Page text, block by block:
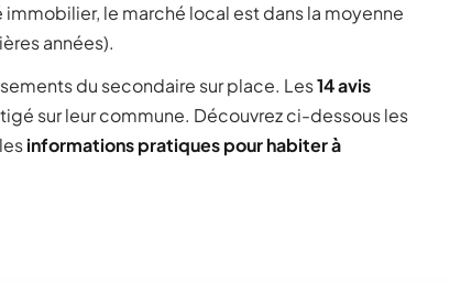
immobilier, le marché local est dans la moyenne
années).
du secondaire sur place. Les14 avis
sur leur commune. Découvrez ci-dessous les
informations pratiques pour habiter à